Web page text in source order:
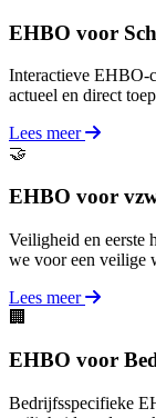
EHBO voor
Interactieve EHBO-
actueel en direct
Lees meer
🤝
EHBO voor
Veiligheid en eerste
we voor een veilige
Lees meer
🏢
EHBO voor
Bedrijfsspecifieke